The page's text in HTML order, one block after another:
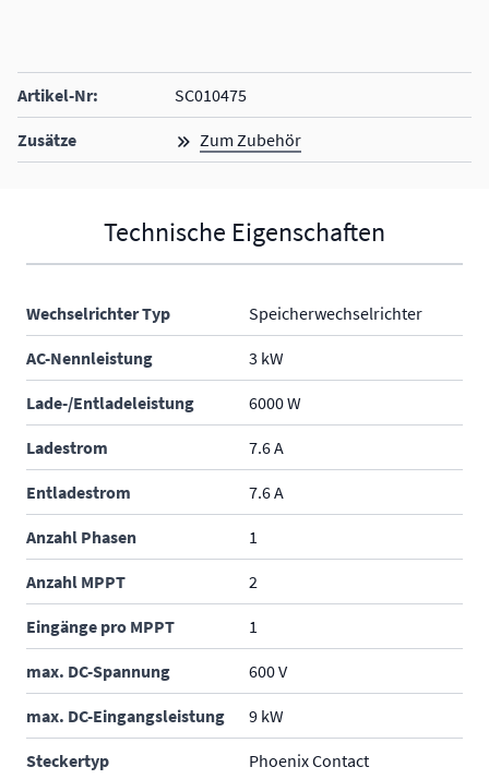
Artikel-Nr: SC010475
Zusätze Zum Zubehör
Technische Eigenschaften
Wechselrichter Typ Speicherwechselrichter
AC-Nennleistung 3 kW
Lade-/Entladeleistung 6000 W
Ladestrom 7.6 A
Entladestrom 7.6 A
Anzahl Phasen 1
Anzahl MPPT 2
Eingänge pro MPPT 1
max. DC-Spannung 600 V
max. DC-Eingangsleistung 9 kW
Steckertyp Phoenix Contact